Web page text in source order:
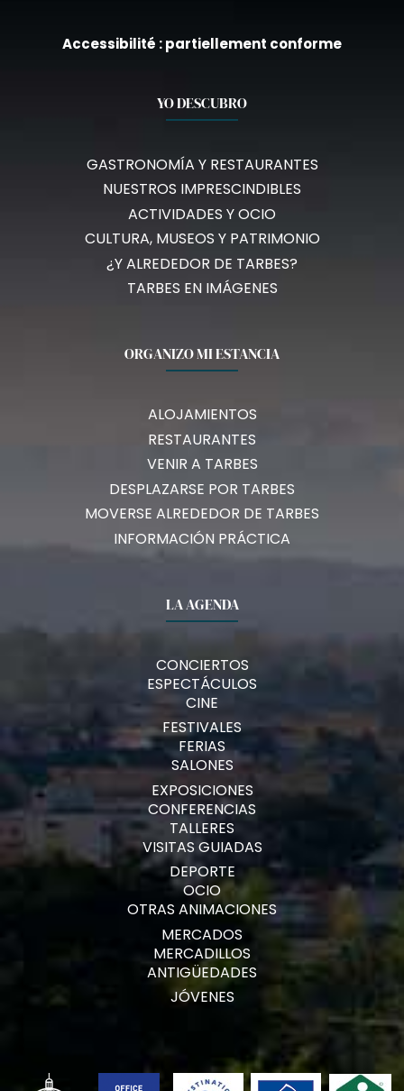
Accessibilité : partiellement conforme
YO DESCUBRO
GASTRONOMÍA Y RESTAURANTES
NUESTROS IMPRESCINDIBLES
ACTIVIDADES Y OCIO
CULTURA, MUSEOS Y PATRIMONIO
¿Y ALREDEDOR DE TARBES?
TARBES EN IMÁGENES
ORGANIZO MI ESTANCIA
ALOJAMIENTOS
RESTAURANTES
VENIR A TARBES
DESPLAZARSE POR TARBES
MOVERSE ALREDEDOR DE TARBES
INFORMACIÓN PRÁCTICA
LA AGENDA
CONCIERTOS
ESPECTÁCULOS
CINE
FESTIVALES
FERIAS
SALONES
EXPOSICIONES
CONFERENCIAS
TALLERES
VISITAS GUIADAS
DEPORTE
OCIO
OTRAS ANIMACIONES
MERCADOS
MERCADILLOS
ANTIGÜEDADES
JÓVENES